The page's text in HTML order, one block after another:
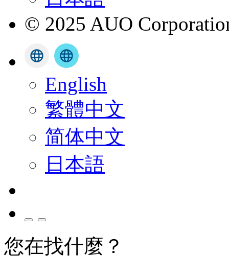
© 2025 AUO
English
繁體中文
简体中文
日本語
您在找什麼？